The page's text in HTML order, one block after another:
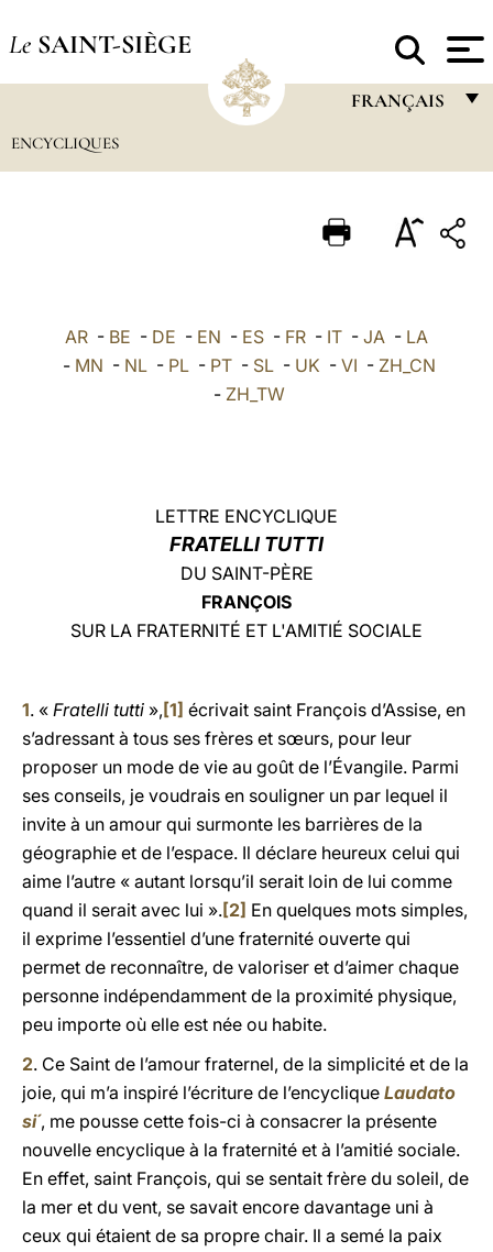
Le SAINT-SIÈGE
FRANÇAIS
ITALIANO
DEUTSCH
ENCYCLIQUES
AR - BE - DE - EN - ES - FR - IT - JA - LA
- MN - NL- PL- PT- SL- UK - VI - ZH_CN
- ZH_TW
LETTRE ENCYCLIQUE
FRATELLI TUTTI
DU SAINT-PÈRE
FRANÇOIS
SUR LA FRATERNITÉ ET L'AMITIÉ SOCIALE
1. « Fratelli tutti », [1] écrivait saint François d’Assise, en
s’adressant à tous ses frères et sœurs, pour leur
proposer un mode de vie au goût de l’Évangile. Parmi
ses conseils, je voudrais en souligner un par lequel il
invite à un amour qui surmonte les barrières de la
géographie et de l’espace. Il déclare heureux celui qui
aime l’autre « autant lorsqu’il serait loin de lui comme
quand il serait avec lui ».[2] En quelques mots simples,
il exprime l’essentiel d’une fraternité ouverte qui
permet de reconnaître, de valoriser et d’aimer chaque
personne indépendamment de la proximité physique,
peu importe où elle est née ou habite.
2. Ce Saint de l’amour fraternel, de la simplicité et de la
joie, qui m’a inspiré l’écriture de l’encyclique Laudato
si´, me pousse cette fois-ci à consacrer la présente
nouvelle encyclique à la fraternité et à l’amitié sociale.
En effet, saint François, qui se sentait frère du soleil, de
la mer et du vent, se savait encore davantage uni à
ceux qui étaient de sa propre chair. Il a semé la paix